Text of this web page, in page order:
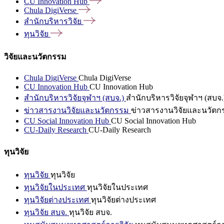
Chula DigiVerse
สำนักบริหารวิจัย
ทุนวิจัย
วิจัยและนวัตกรรม
Chula DigiVerse Chula DigiVerse
CU Innovation Hub CU Innovation Hub
สำนักบริหารวิจัยจุฬาฯ (สบจ.) สำนักบริหารวิจัยจุฬาฯ (สบจ
ข่าวสารงานวิจัยและนวัตกรรม ข่าวสารงานวิจัยและนวัตก
CU Social Innovation Hub CU Social Innovation Hub
CU-Daily Research CU-Daily Research
ทุนวิจัย
ทุนวิจัย ทุนวิจัย
ทุนวิจัยในประเทศ ทุนวิจัยในประเทศ
ทุนวิจัยต่างประเทศ ทุนวิจัยต่างประเทศ
ทุนวิจัย สบจ. ทุนวิจัย สบจ.